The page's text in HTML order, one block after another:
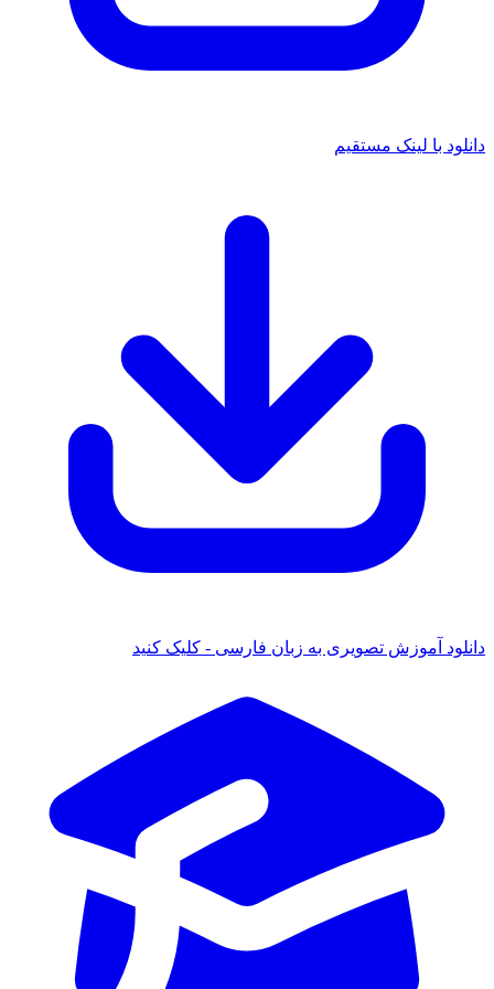
با لینک مستقیم
آموزش تصویری به زبان فارسی - کلیک کنید